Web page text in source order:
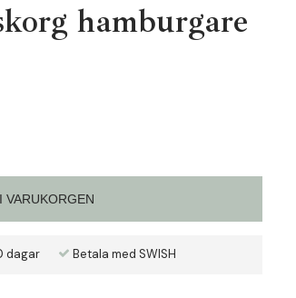
hamburgare
VARUKORGEN
dagar Betala med SWISH